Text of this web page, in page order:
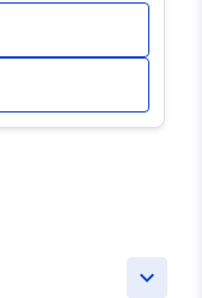
keyboard_arrow_down